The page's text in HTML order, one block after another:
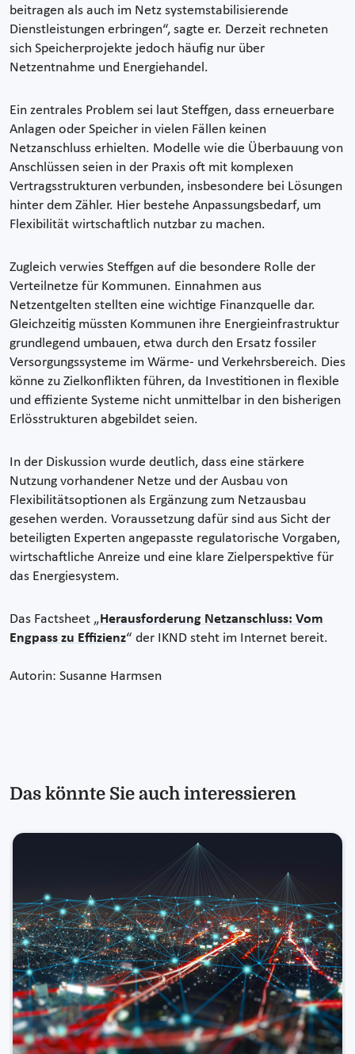
beitragen als auch im Netz systemstabilisierende
Dienstleistungen erbringen“, sagte er. Derzeit rechneten
sich Speicherprojekte jedoch häufig nur über
Netzentnahme und Energiehandel.
Ein zentrales Problem sei laut Steffgen, dass erneuerbare
Anlagen oder Speicher in vielen Fällen keinen
Netzanschluss erhielten. Modelle wie die Überbauung von
Anschlüssen seien in der Praxis oft mit komplexen
Vertragsstrukturen verbunden, insbesondere bei Lösungen
hinter dem Zähler. Hier bestehe Anpassungsbedarf, um
Flexibilität wirtschaftlich nutzbar zu machen.
Zugleich verwies Steffgen auf die besondere Rolle der
Verteilnetze für Kommunen. Einnahmen aus
Netzentgelten stellten eine wichtige Finanzquelle dar.
Gleichzeitig müssten Kommunen ihre Energieinfrastruktur
grundlegend umbauen, etwa durch den Ersatz fossiler
Versorgungssysteme im Wärme- und Verkehrsbereich. Dies
könne zu Zielkonflikten führen, da Investitionen in flexible
und effiziente Systeme nicht unmittelbar in den bisherigen
Erlösstrukturen abgebildet seien.
In der Diskussion wurde deutlich, dass eine stärkere
Nutzung vorhandener Netze und der Ausbau von
Flexibilitätsoptionen als Ergänzung zum Netzausbau
gesehen werden. Voraussetzung dafür sind aus Sicht der
beteiligten Experten angepasste regulatorische Vorgaben,
wirtschaftliche Anreize und eine klare Zielperspektive für
das Energiesystem.
Das Factsheet „Herausforderung Netzanschluss: Vom
Engpass zu Effizienz“ der IKND steht im Internet bereit.
Autorin: Susanne Harmsen
Das könnte Sie auch interessieren